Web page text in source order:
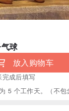
球
放入购物车
完成后填写
5 个工作天。（不包